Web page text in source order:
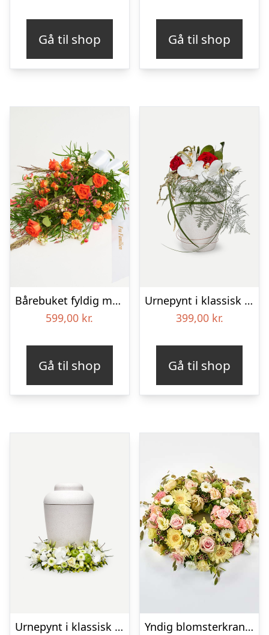
Gå til shop Gå til shop
Bårebuket fyldig med bånd
599,00 kr.
Gå til shop
Urnepynt i klassisk stil – rød og hvid
399,00 kr.
Gå til shop
Urnepynt i klassisk stil – creme
Yndig blomsterkrans i pastelfarver, floristens valg – Blomster til begravelse